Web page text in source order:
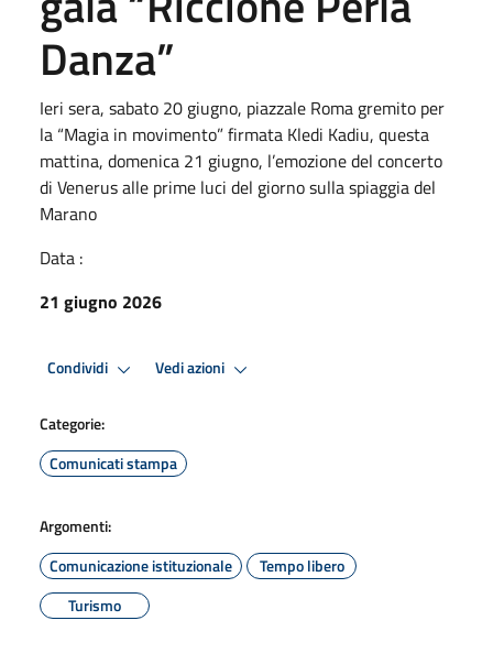
Danza”
Ieri sera, sabato 20 giugno, piazzale Roma gremito per
la “Magia in movimento” firmata Kledi Kadiu, questa
mattina, domenica 21 giugno, l’emozione del concerto
di Venerus alle prime luci del giorno sulla spiaggia del
Marano
Data :
21 giugno 2026
Condividi Vedi azioni
Categorie:
Comunicati stampa
Argomenti:
Comunicazione istituzionale
Tempo libero
Turismo